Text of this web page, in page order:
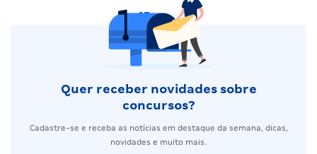
Quer receber novidades sobre
concursos?
Cadastre-se e receba as notícias em destaque da semana, dicas,
novidades e muito mais.